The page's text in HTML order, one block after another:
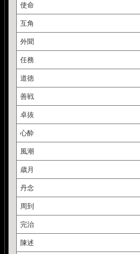
使命
互角
外聞
任務
道徳
善戦
卓抜
心酔
風潮
歳月
丹念
周到
完治
陳述